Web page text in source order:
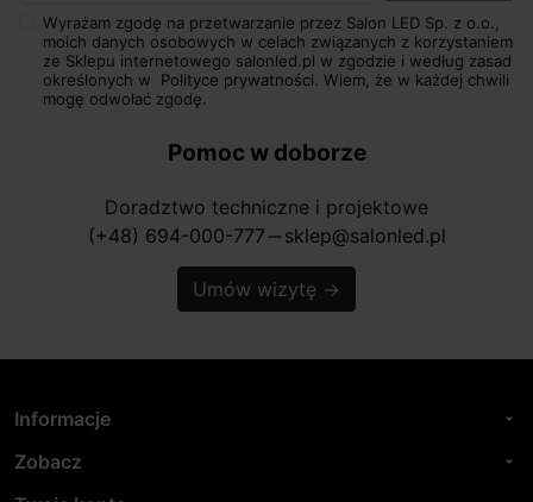
Wyrażam zgodę na przetwarzanie przez Salon LED Sp. z o.o.,
moich danych osobowych w celach związanych z korzystaniem
ze Sklepu internetowego salonled.pl w zgodzie i według zasad
określonych w Polityce prywatności. Wiem, że w każdej chwili
mogę odwołać zgodę.
Pomoc w doborze
Doradztwo techniczne i projektowe
(+48) 694-000-777 horizontal_rule sklep@salonled.pl
Umów wizytę →
Informacje arrow_drop_down
Zobacz arrow_drop_down